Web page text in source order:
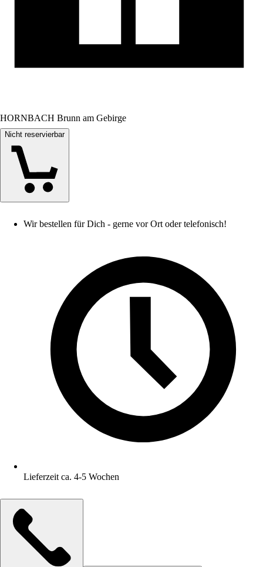
HORNBACH Brunn am Gebirge
Nicht reservierbar
Wir bestellen für Dich - gerne vor Ort oder telefonisch!
Lieferzeit ca. 4-5 Wochen